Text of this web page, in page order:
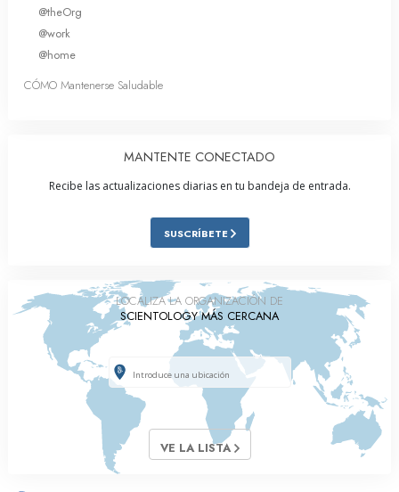
@theOrg
@work
@home
CÓMO Mantenerse Saludable
MANTENTE CONECTADO
Recibe las actualizaciones diarias en tu bandeja de entrada.
SUSCRÍBETE
LOCALIZA LA ORGANIZACIÓN DE
SCIENTOLOGY MÁS CERCANA
VE LA LISTA